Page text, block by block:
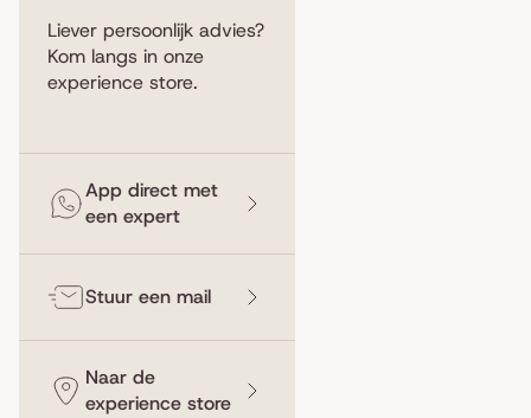
Liever persoonlijk advies?
Kom langs in onze
experience store.
App direct met
een expert
Stuur een mail
Naar de
experience store